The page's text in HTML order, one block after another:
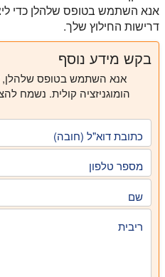
אנא השתמש בטופס שלהלן כדי
דרישות החילוץ שלך.
בקש מידע נוסף
אנא השתמש בטופס שלהלן,
הומוגניזציה קולית. נשמח
כתובת דוא"ל (חובה)
מספר טלפון
שם
ריבית